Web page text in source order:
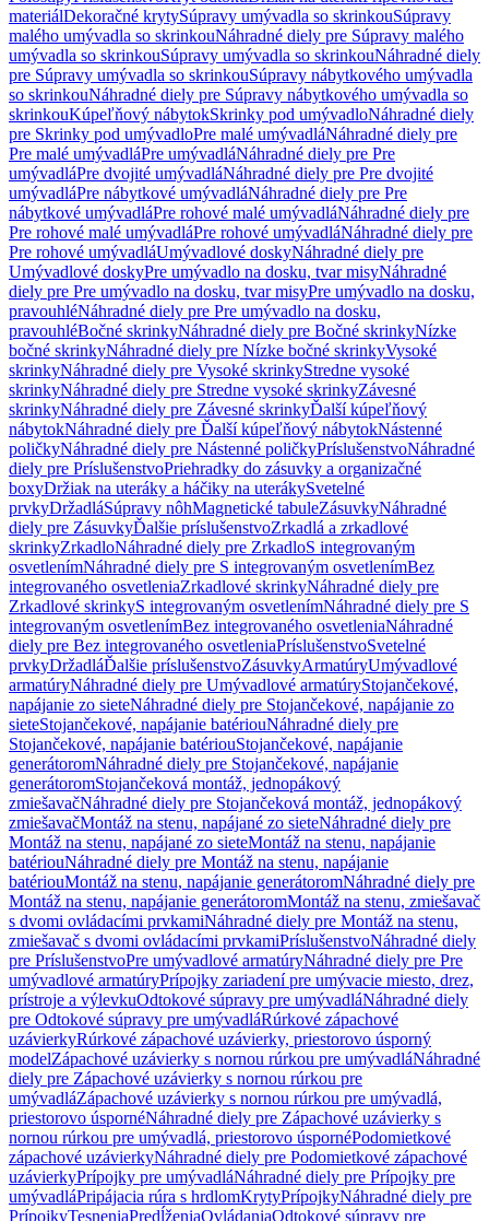
materiálDekoračné krytySúpravy umývadla so skrinkouSúpravy
malého umývadla so skrinkouNáhradné diely pre Súpravy malého
umývadla so skrinkouSúpravy umývadla so skrinkouNáhradné diely
pre Súpravy umývadla so skrinkouSúpravy nábytkového umývadla
so skrinkouNáhradné diely pre Súpravy nábytkového umývadla so
skrinkouKúpeľňový nábytokSkrinky pod umývadloNáhradné diely
pre Skrinky pod umývadloPre malé umývadláNáhradné diely pre
Pre malé umývadláPre umývadláNáhradné diely pre Pre
umývadláPre dvojité umývadláNáhradné diely pre Pre dvojité
umývadláPre nábytkové umývadláNáhradné diely pre Pre
nábytkové umývadláPre rohové malé umývadláNáhradné diely pre
Pre rohové malé umývadláPre rohové umývadláNáhradné diely pre
Pre rohové umývadláUmývadlové doskyNáhradné diely pre
Umývadlové doskyPre umývadlo na dosku, tvar misyNáhradné
diely pre Pre umývadlo na dosku, tvar misyPre umývadlo na dosku,
pravouhléNáhradné diely pre Pre umývadlo na dosku,
pravouhléBočné skrinkyNáhradné diely pre Bočné skrinkyNízke
bočné skrinkyNáhradné diely pre Nízke bočné skrinkyVysoké
skrinkyNáhradné diely pre Vysoké skrinkyStredne vysoké
skrinkyNáhradné diely pre Stredne vysoké skrinkyZávesné
skrinkyNáhradné diely pre Závesné skrinkyĎalší kúpeľňový
nábytokNáhradné diely pre Ďalší kúpeľňový nábytokNástenné
poličkyNáhradné diely pre Nástenné poličkyPríslušenstvoNáhradné
diely pre PríslušenstvoPriehradky do zásuvky a organizačné
boxyDržiak na uteráky a háčiky na uterákySvetelné
prvkyDržadláSúpravy nôhMagnetické tabuleZásuvkyNáhradné
diely pre ZásuvkyĎalšie príslušenstvoZrkadlá a zrkadlové
skrinkyZrkadloNáhradné diely pre ZrkadloS integrovaným
osvetlenímNáhradné diely pre S integrovaným osvetlenímBez
integrovaného osvetleniaZrkadlové skrinkyNáhradné diely pre
Zrkadlové skrinkyS integrovaným osvetlenímNáhradné diely pre S
integrovaným osvetlenímBez integrovaného osvetleniaNáhradné
diely pre Bez integrovaného osvetleniaPríslušenstvoSvetelné
prvkyDržadláĎalšie príslušenstvoZásuvkyArmatúryUmývadlové
armatúryNáhradné diely pre Umývadlové armatúryStojančekové,
napájanie zo sieteNáhradné diely pre Stojančekové, napájanie zo
sieteStojančekové, napájanie batériouNáhradné diely pre
Stojančekové, napájanie batériouStojančekové, napájanie
generátoromNáhradné diely pre Stojančekové, napájanie
generátoromStojančeková montáž, jednopákový
zmiešavačNáhradné diely pre Stojančeková montáž, jednopákový
zmiešavačMontáž na stenu, napájané zo sieteNáhradné diely pre
Montáž na stenu, napájané zo sieteMontáž na stenu, napájanie
batériouNáhradné diely pre Montáž na stenu, napájanie
batériouMontáž na stenu, napájanie generátoromNáhradné diely pre
Montáž na stenu, napájanie generátoromMontáž na stenu, zmiešavač
s dvomi ovládacími prvkamiNáhradné diely pre Montáž na stenu,
zmiešavač s dvomi ovládacími prvkamiPríslušenstvoNáhradné diely
pre PríslušenstvoPre umývadlové armatúryNáhradné diely pre Pre
umývadlové armatúryPrípojky zariadení pre umývacie miesto, drez,
prístroje a výlevkuOdtokové súpravy pre umývadláNáhradné diely
pre Odtokové súpravy pre umývadláRúrkové zápachové
uzávierkyRúrkové zápachové uzávierky, priestorovo úsporný
modelZápachové uzávierky s nornou rúrkou pre umývadláNáhradné
diely pre Zápachové uzávierky s nornou rúrkou pre
umývadláZápachové uzávierky s nornou rúrkou pre umývadlá,
priestorovo úspornéNáhradné diely pre Zápachové uzávierky s
nornou rúrkou pre umývadlá, priestorovo úspornéPodomietkové
zápachové uzávierkyNáhradné diely pre Podomietkové zápachové
uzávierkyPrípojky pre umývadláNáhradné diely pre Prípojky pre
umývadláPripájacia rúra s hrdlomKrytyPrípojkyNáhradné diely pre
PrípojkyTesneniaPredĺženiaOvládaniaOdtokové súpravy pre